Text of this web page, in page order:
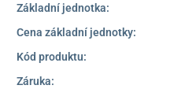
Základní jednotka:
Cena základní jednotky:
Kód produktu:
Záruka: